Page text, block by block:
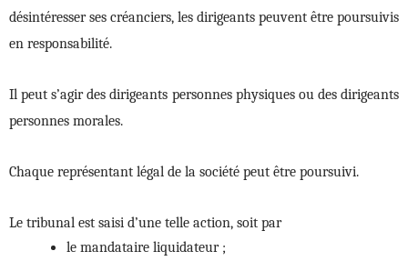
désintéresser ses créanciers, les dirigeants peuvent être poursuivis
en responsabilité.
Il peut s’agir des dirigeants personnes physiques ou des dirigeants
personnes morales.
Chaque représentant légal de la société peut être poursuivi.
Le tribunal est saisi d’une telle action, soit par
le mandataire liquidateur ;